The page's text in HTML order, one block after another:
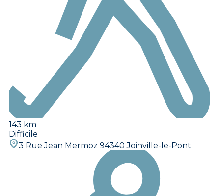
143 km
Difficile
3 Rue Jean Mermoz 94340 Joinville-le-Pont